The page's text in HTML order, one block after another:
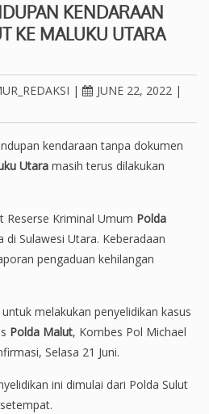
KENDARAAN
KE MALUKU UTARA
| JUNE 22, 2022 |
kendaraan tanpa dokumen
Utara masih terus dilakukan
Reserse Kriminal Umum Polda
di Sulawesi Utara. Keberadaan
pengaduan kehilangan
melakukan penyelidikan kasus
Polda Malut, Kombes Pol Michael
Selasa 21 Juni.
ini dimulai dari Polda Sulut